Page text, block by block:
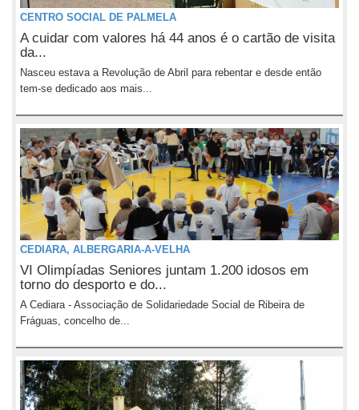
CENTRO SOCIAL DE PALMELA
A cuidar com valores há 44 anos é o cartão de visita
da...
Nasceu estava a Revolução de Abril para rebentar e desde então
tem-se dedicado aos mais...
CEDIARA, ALBERGARIA-A-VELHA
VI Olimpíadas Seniores juntam 1.200 idosos em
torno do desporto e do...
A Cediara - Associação de Solidariedade Social de Ribeira de
Fráguas, concelho de...